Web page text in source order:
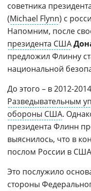
советника
(Michael Flynn) с
Напомним, после
президента США
предложил Флинну
национальной
До этого – в 2012-
Разведывательным
обороны США.
президента Флинн
выяснилось, что в
послом России в США
Это послужило
стороны